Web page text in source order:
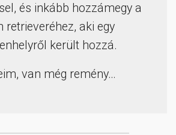
és inkább hozzámegy a
retrieveréhez, aki egy
került hozzá.
van még remény…